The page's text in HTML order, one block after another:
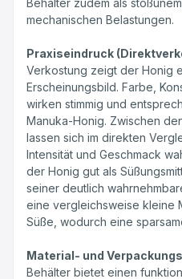
mechanischen Belastungen.
Praxiseindruck
Verkostung zeigt der Honig
Erscheinungsbild. Farbe,
wirken stimmig und
Manuka-Honig. Zwischen
lassen sich im direkten
Intensität und Geschmack
der Honig gut als
seiner deutlich
eine vergleichsweise kleine
Süße, wodurch eine
Material- und
Behälter bietet einen